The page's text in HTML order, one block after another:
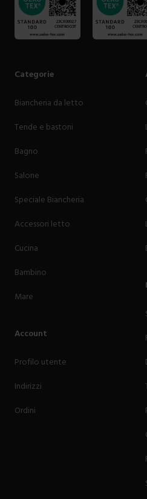
Categorie
Biancheria da letto
Tende e bastoni
Bagno
Salone
Speciale Biancheria
Accessori letto
Cucina
Bambino
Mare
Account
Profilo utente
Indirizzi
Ordini